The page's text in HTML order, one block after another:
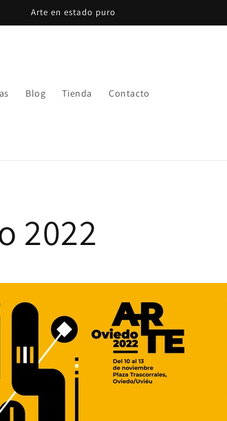
Arte en estado puro
Blog Tienda Contacto
2022